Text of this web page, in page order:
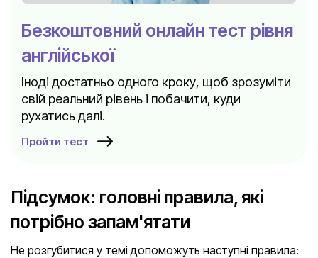
Безкоштовний онлайн тест рівня
англійської
Іноді достатньо одного кроку, щоб зрозуміти
свій реальний рівень і побачити, куди
рухатись далі.
Пройти тест
Підсумок: головні правила, які
потрібно запам'ятати
Не розгубитися у темі допоможуть наступні правила: